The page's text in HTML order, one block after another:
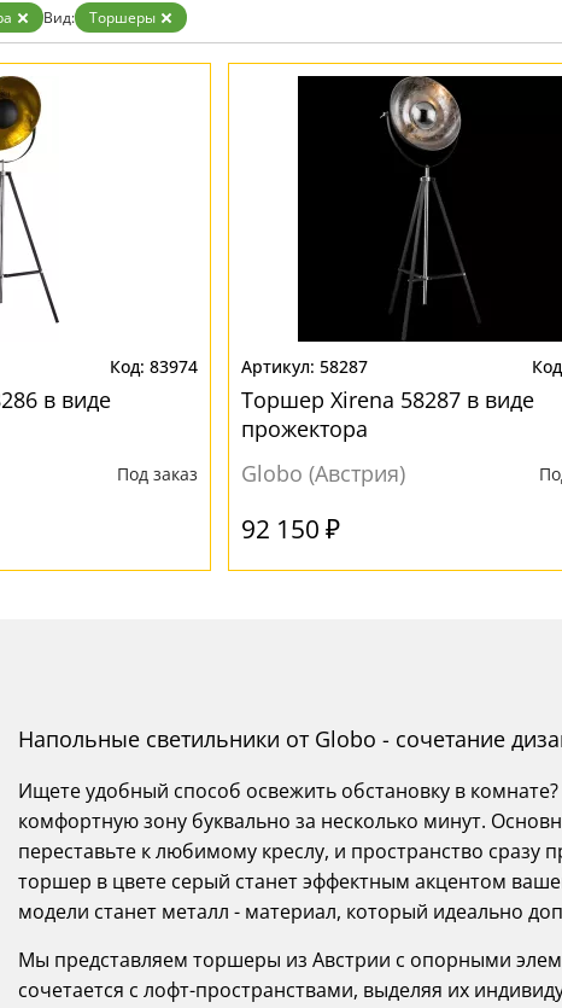
Вид: Торшеры
83974
в виде
Под заказ
58287
Торшер Xirena 58287 в виде
прожектора
Globo (Австрия)
92 150 ₽
Напольные светильники от Globo - сочетание
Ищете удобный способ освежить обстановку в
комфортную зону буквально за несколько минут.
переставьте к любимому креслу, и пространство сразу
торшер в цвете серый станет эффектным акцентом
модели станет металл - материал, который идеально
Мы представляем торшеры из Австрии с опорными
сочетается с лофт-пространствами, выделяя их